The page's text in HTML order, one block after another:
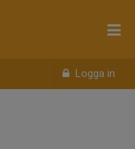
Logga in